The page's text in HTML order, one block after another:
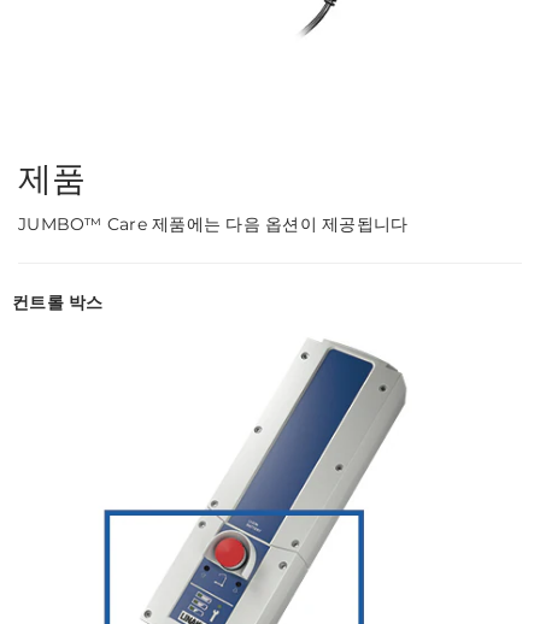
제품
JUMBO™ Care 제품에는 다음 옵션이 제공됩니다
컨트롤 박스